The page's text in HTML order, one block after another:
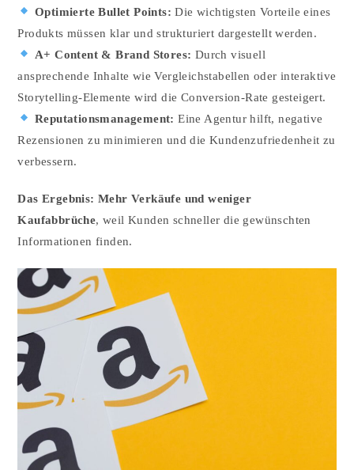
Optimierte Bullet Points: Die wichtigsten Vorteile eines
Produkts müssen klar und strukturiert dargestellt werden.
A+ Content & Brand Stores: Durch visuell
ansprechende Inhalte wie Vergleichstabellen oder interaktive
Storytelling-Elemente wird die Conversion-Rate gesteigert.
Reputationsmanagement: Eine Agentur hilft, negative
Rezensionen zu minimieren und die Kundenzufriedenheit zu
verbessern.
Das Ergebnis: Mehr Verkäufe und weniger
Kaufabbrüche, weil Kunden schneller die gewünschten
Informationen finden.